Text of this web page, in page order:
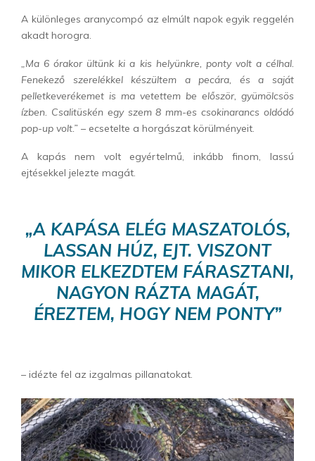
A különleges aranycompó az elmúlt napok egyik reggelén
akadt horogra.
„Ma 6 órakor ültünk ki a kis helyünkre, ponty volt a célhal.
Fenekező szerelékkel készültem a pecára, és a saját
pelletkeverékemet is ma vetettem be először, gyümölcsös
ízben. Csalitüskén egy szem 8 mm-es csokinarancs oldódó
pop-up volt.” – ecsetelte a horgászat körülményeit.
A kapás nem volt egyértelmű, inkább finom, lassú
ejtésekkel jelezte magát.
„A KAPÁSA ELÉG MASZATOLÓS,
LASSAN HÚZ, EJT. VISZONT
MIKOR ELKEZDTEM FÁRASZTANI,
NAGYON RÁZTA MAGÁT,
ÉREZTEM, HOGY NEM PONTY”
– idézte fel az izgalmas pillanatokat.